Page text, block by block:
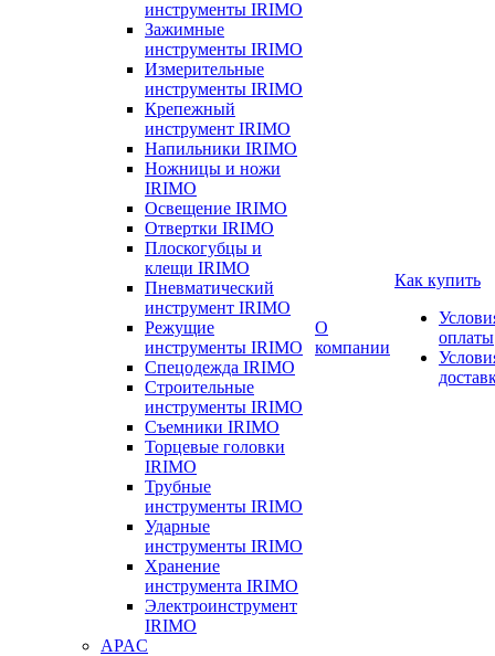
инструменты IRIMO
Зажимные
инструменты IRIMO
Измерительные
инструменты IRIMO
Крепежный
инструмент IRIMO
Напильники IRIMO
Ножницы и ножи
IRIMO
Освещение IRIMO
Отвертки IRIMO
Плоскогубцы и
клещи IRIMO
Пневматический
инструмент IRIMO
Режущие
инструменты IRIMO
Спецодежда IRIMO
Строительные
инструменты IRIMO
Съемники IRIMO
Торцевые головки
IRIMO
Трубные
инструменты IRIMO
Ударные
инструменты IRIMO
Хранение
инструмента IRIMO
Электроинструмент
IRIMO
APAC
О
компании
Как купить
оплаты